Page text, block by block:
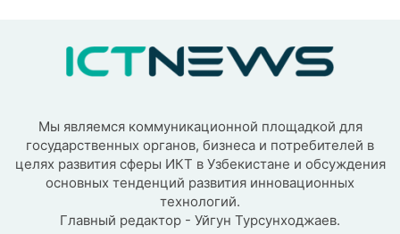
Мы являемся коммуникационной площадкой для
государственных органов, бизнеса и потребителей в
целях развития сферы ИКТ в Узбекистане и обсуждения
основных тенденций развития инновационных
технологий.
Главный редактор - Уйгун Турсунходжаев.